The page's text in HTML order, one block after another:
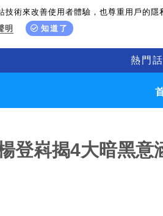
術來改善使用者體驗，也尊重用戶的隱
明
知道了
熱門
嵙揭4大暗黑意